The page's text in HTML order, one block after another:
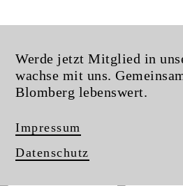
Werde jetzt Mitglied in
wachse mit uns.
Blomberg lebenswert.
Impressum
Datenschutz